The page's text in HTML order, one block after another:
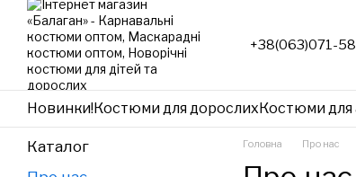
Перейти до основного контенту
+38(063)071-
Новинки!Костюми для дорослихКостюми для
Головна Про нас
Каталог